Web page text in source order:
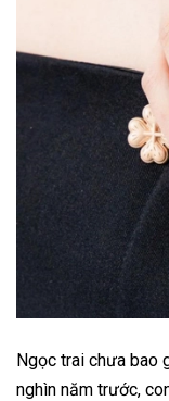
Ngọc trai chưa bao
nghìn năm trước,